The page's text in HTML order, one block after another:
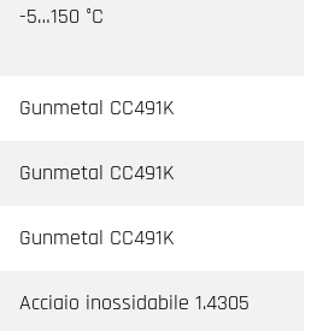
-5…150 °C
Gunmetal CC491K
Gunmetal CC491K
Gunmetal CC491K
Acciaio inossidabile 1.4305